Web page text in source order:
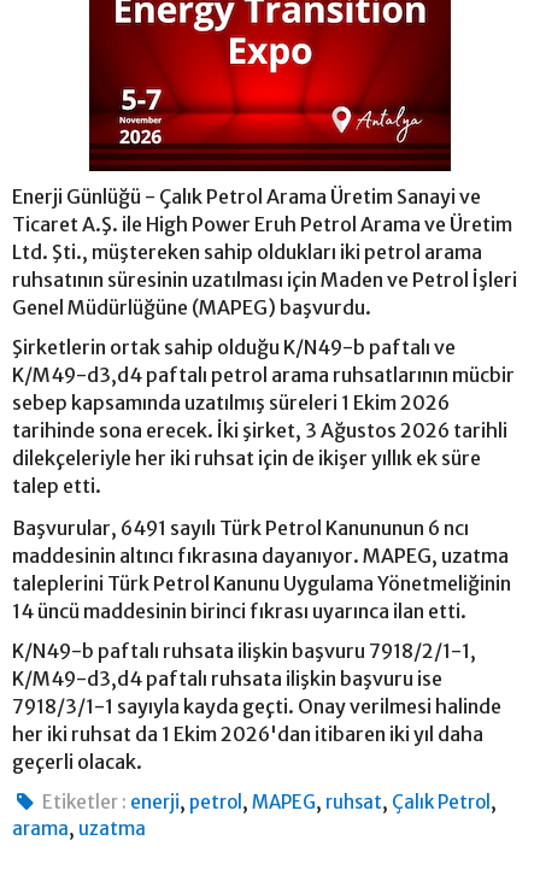
Enerji Günlüğü - Çalık Petrol Arama Üretim Sanayi ve
Ticaret A.Ş. ile High Power Eruh Petrol Arama ve Üretim
Ltd. Şti., müştereken sahip oldukları iki petrol arama
ruhsatının süresinin uzatılması için Maden ve Petrol İşleri
Genel Müdürlüğüne (MAPEG) başvurdu.
Şirketlerin ortak sahip olduğu K/N49-b paftalı ve
K/M49-d3,d4 paftalı petrol arama ruhsatlarının mücbir
sebep kapsamında uzatılmış süreleri 1 Ekim 2026
tarihinde sona erecek. İki şirket, 3 Ağustos 2026 tarihli
dilekçeleriyle her iki ruhsat için de ikişer yıllık ek süre
talep etti.
Başvurular, 6491 sayılı Türk Petrol Kanununun 6 ncı
maddesinin altıncı fıkrasına dayanıyor. MAPEG, uzatma
taleplerini Türk Petrol Kanunu Uygulama Yönetmeliğinin
14 üncü maddesinin birinci fıkrası uyarınca ilan etti.
K/N49-b paftalı ruhsata ilişkin başvuru 7918/2/1-1,
K/M49-d3,d4 paftalı ruhsata ilişkin başvuru ise
7918/3/1-1 sayıyla kayda geçti. Onay verilmesi halinde
her iki ruhsat da 1 Ekim 2026'dan itibaren iki yıl daha
geçerli olacak.
Etiketler : enerji, petrol ,MAPEG, ruhsat, Çalık Petrol ,
arama, uzatma